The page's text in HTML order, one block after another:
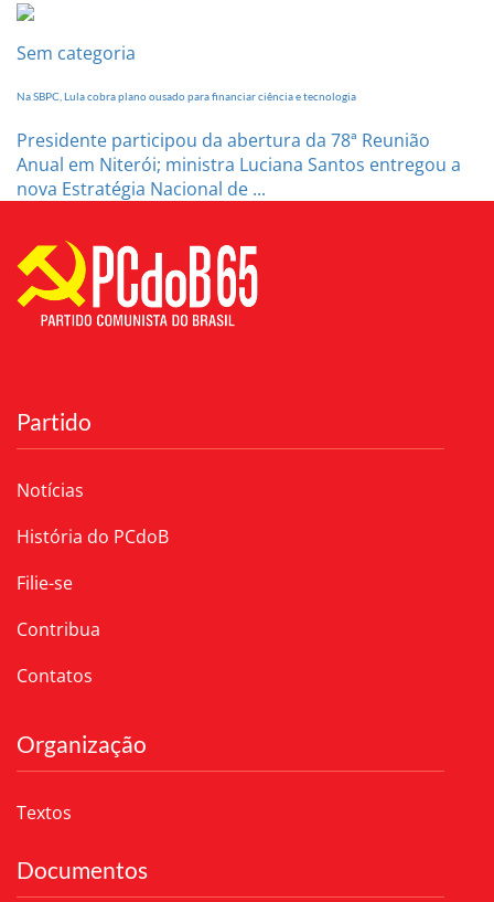
Sem categoria
Na SBPC, Lula cobra plano ousado para financiar ciência e tecnologia
Presidente participou da abertura da 78ª Reunião
Anual em Niterói; ministra Luciana Santos entregou a
nova Estratégia Nacional de ...
Partido
Notícias
História do PCdoB
Filie-se
Contribua
Contatos
Organização
Textos
Documentos